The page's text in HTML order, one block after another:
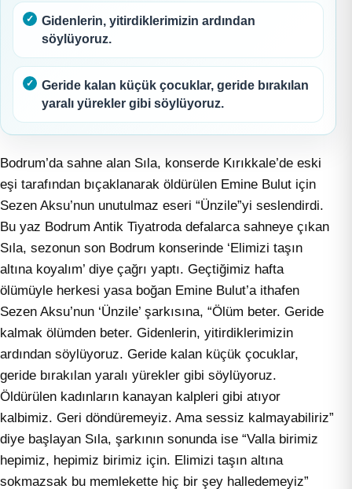
Gidenlerin, yitirdiklerimizin ardından
söylüyoruz.
Geride kalan küçük çocuklar, geride bırakılan
yaralı yürekler gibi söylüyoruz.
Bodrum’da sahne alan Sıla, konserde Kırıkkale’de eski
eşi tarafından bıçaklanarak öldürülen Emine Bulut için
Sezen Aksu’nun unutulmaz eseri “Ünzile”yi seslendirdi.
Bu yaz Bodrum Antik Tiyatroda defalarca sahneye çıkan
Sıla, sezonun son Bodrum konserinde ‘Elimizi taşın
altına koyalım’ diye çağrı yaptı. Geçtiğimiz hafta
ölümüyle herkesi yasa boğan Emine Bulut’a ithafen
Sezen Aksu’nun ‘Ünzile’ şarkısına, “Ölüm beter. Geride
kalmak ölümden beter. Gidenlerin, yitirdiklerimizin
ardından söylüyoruz. Geride kalan küçük çocuklar,
geride bırakılan yaralı yürekler gibi söylüyoruz.
Öldürülen kadınların kanayan kalpleri gibi atıyor
kalbimiz. Geri döndüremeyiz. Ama sessiz kalmayabiliriz”
diye başlayan Sıla, şarkının sonunda ise “Valla birimiz
hepimiz, hepimiz birimiz için. Elimizi taşın altına
sokmazsak bu memlekette hiç bir şey halledemeyiz”